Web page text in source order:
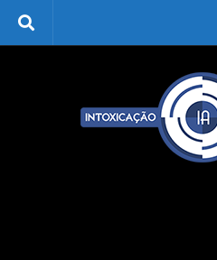
Skip to content